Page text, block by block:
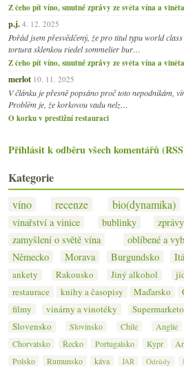
Z čeho pít víno, smutné zprávy ze světa vína a
p.j. 4. 12. 2025
Pořád jsem přesvědčený, že pro titul typu world
tortura sklenkou riedel sommelier bur…
Z čeho pít víno, smutné zprávy ze světa vína a
merlot 10. 11. 2025
V článku je přesně popsáno proč toto nepodnikám,
Problém je, že korkovou vadu nelz…
O korku v prestižní restauraci
Přihlásit k odběru všech komentářů
Kategorie
víno recenze bio(dynamika)
vinařství a vinice
bublinky zprávy
zamyšlení o světě vína
oblíbené a
Německo
Morava Burgundsko
ankety
Rakousko Jiný alkohol
restaurace
knihy a časopisy Maďarsko
filmy
vinárny a vinotéky
Slovensko
Slovinsko Chile Anglie
Chorvatsko
Řecko Portugalsko Kypr
Polsko
Rumunsko káva JAR Odrůdy